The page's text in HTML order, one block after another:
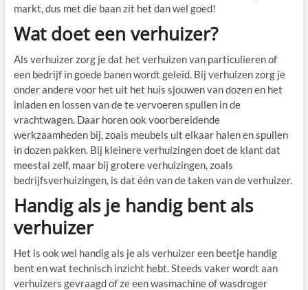
markt, dus met die baan zit het dan wel goed!
Wat doet een verhuizer?
Als verhuizer zorg je dat het verhuizen van particulieren of
een bedrijf in goede banen wordt geleid. Bij verhuizen zorg je
onder andere voor het uit het huis sjouwen van dozen en het
inladen en lossen van de te vervoeren spullen in de
vrachtwagen. Daar horen ook voorbereidende
werkzaamheden bij, zoals meubels uit elkaar halen en spullen
in dozen pakken. Bij kleinere verhuizingen doet de klant dat
meestal zelf, maar bij grotere verhuizingen, zoals
bedrijfsverhuizingen, is dat één van de taken van de verhuizer.
Handig als je handig bent als
verhuizer
Het is ook wel handig als je als verhuizer een beetje handig
bent en wat technisch inzicht hebt. Steeds vaker wordt aan
verhuizers gevraagd of ze een wasmachine of wasdroger